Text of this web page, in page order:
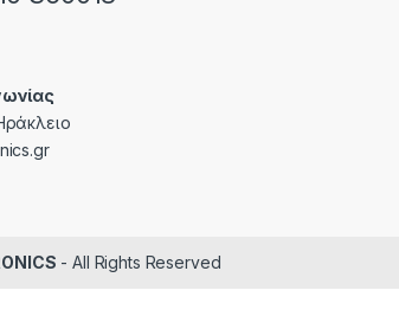
- All Rights Reserved